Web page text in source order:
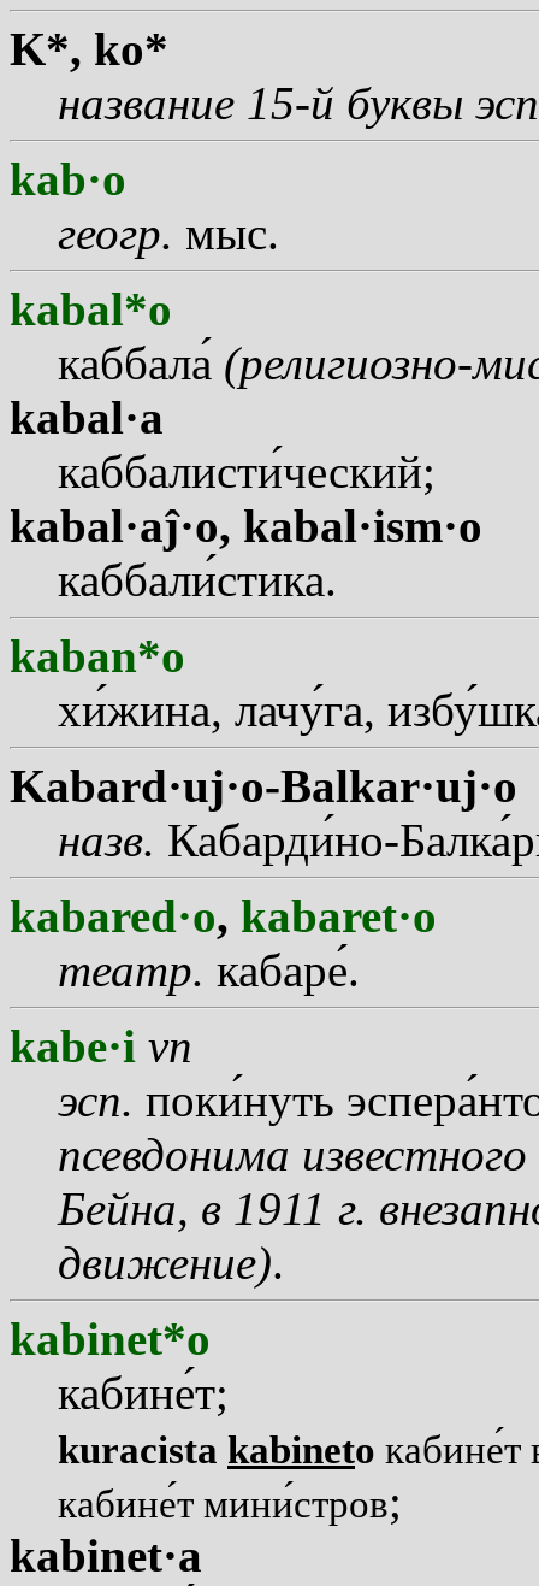
K*, ko*
название 15-й буквы
kab·o
геогр. мыс.
kabal*o
каббала (религиозно-
kabal·a
каббалистический;
kabal·aĵ·o, kabal·ism·o
каббалистика.
kaban*o
хижина, лачуга, избу
Kabard·uj·o-Balkar·uj·o
назв. Кабардино-Балка
kabared·o, kabaret·o
театр. кабаре.
kabe·i vn
эсп. покинуть эспера
псевдонима
Бейна, в 1911 г.
движение).
kabinet*o
кабинет;
kuracista kabineto кабинет
кабинет министров;
kabinet·a